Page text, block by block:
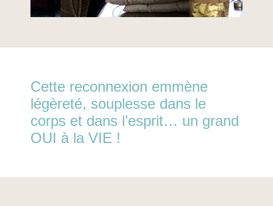
Cette reconnexion emmène
légèreté, souplesse dans le
corps et dans l’esprit… un grand
OUI à la VIE !